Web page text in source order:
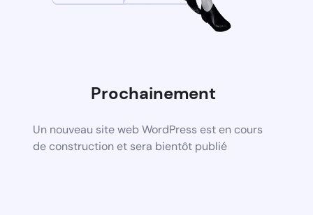
Prochainement
Un nouveau site web WordPress est en cours
de construction et sera bientôt publié